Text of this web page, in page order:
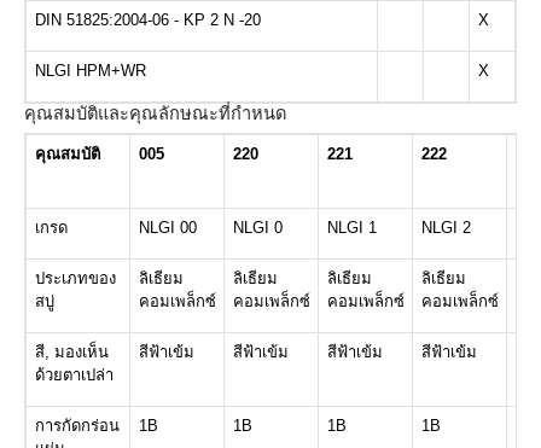
DIN 51825:2004-06 - KP 2 N -20 X
NLGI HPM+WR X
คุณสมบัติและคุณลักษณะที่กำหนด
คุณสมบัติ 005 220 221 222
เกรด NLGI 00 NLGI 0 NLGI 1 NLGI 2
ประเภทของ
สบู่
ลิเธียม
คอมเพล็กซ์
ลิเธียม
คอมเพล็กซ์
ลิเธียม
คอมเพล็กซ์
ลิเธียม
คอมเพล็กซ์
สี, มองเห็น
ด้วยตาเปล่า
สีฟ้าเข้ม สีฟ้าเข้ม สีฟ้าเข้ม สีฟ้าเข้ม
การกัดกร่อน
1B 1B 1B 1B